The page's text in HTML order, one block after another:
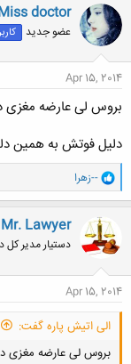
doctor
عضو جدید
Apr 15, 2014
بروس لی عارضه
دلیل فوتش به همین
و
ا
ک
ن
ش
ه
--زهرا
Mr. Lawyer
دستیار مدیر کل
Apr 15, 2014
الی اتیش پاره گفت:
بروس لی عارضه مغزی